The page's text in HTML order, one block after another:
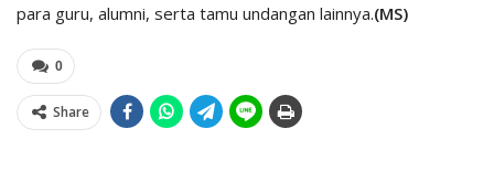
para guru, alumni, serta tamu undangan lainnya.(MS)
0
Share